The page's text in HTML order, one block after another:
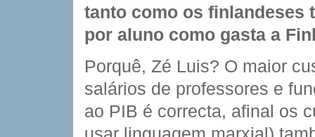
tanto como os finlandeses
por aluno como gasta a
Porquê, Zé Luis? O maior
salários de professores e
ao PIB é correcta, afinal os